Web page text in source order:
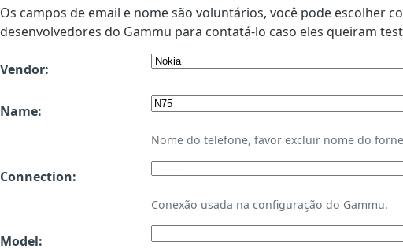
Os campos de email e nome são voluntários, você pode escolher
desenvolvedores do Gammu para contatá-lo caso eles queiram
Vendor:
Name:
Nome do telefone, favor excluir nome do
Connection:
Conexão usada na configuração do Gammu.
Model: